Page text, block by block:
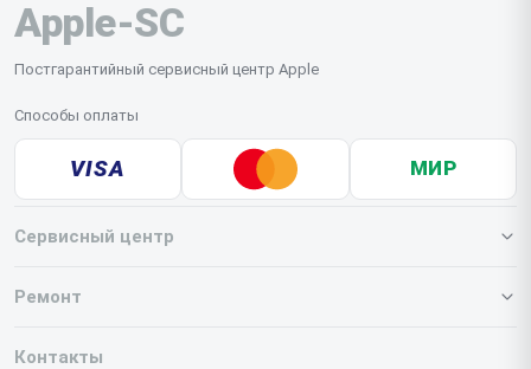
Apple-SC
Постгарантийный сервисный центр Apple
Способы оплаты
VISA МИР
Сервисный центр
О нашем сервисе
Ремонт
Iphone
Контакты